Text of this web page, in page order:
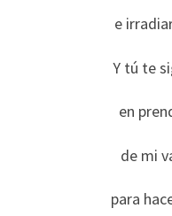
e
Y tú te
en
de mi
para